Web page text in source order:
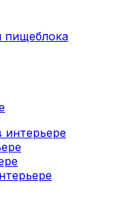
пищеблока
интерьере